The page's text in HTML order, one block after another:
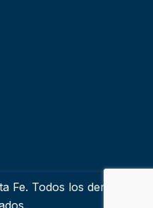
Fe. Todos los derechos